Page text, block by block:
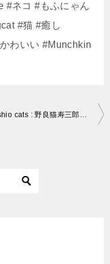
#ネコ #もふにゃん
#猫 #癒し
わいい #Munchkin
Kuroshio cats : 野良猫寿三郎 新顔「くらま」現る ふた月前の寿三郎か？